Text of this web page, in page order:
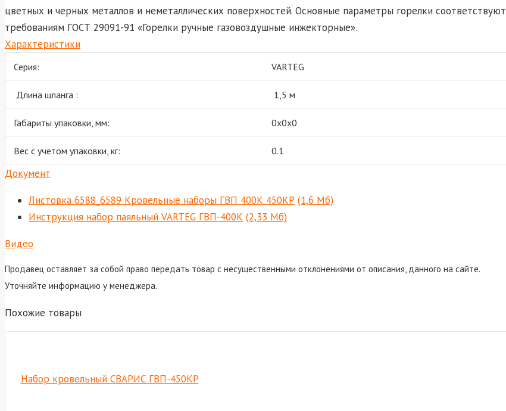
цветных и черных металлов и неметаллических поверхностей. Основные параметры горелки соответствуют
требованиям ГОСТ 29091-91 «Горелки ручные газовоздушные инжекторные».
Характеристики
Серия: VARTEG
Длина шланга : 1,5 м
Габариты упаковки, мм: 0х0х0
Вес с учетом упаковки, кг: 0.1
Документ
Листовка 6588_6589 Кровельные наборы ГВП 400К 450КР (1,6 Мб)
Инструкция набор паяльный VARTEG ГВП-400К (2,33 Мб)
Видео
Продавец оставляет за собой право передать товар с несущественными отклонениями от описания, данного на сайте.
Уточняйте информацию у менеджера.
Похожие товары
Набор кровельный СВАРИС ГВП-450КР